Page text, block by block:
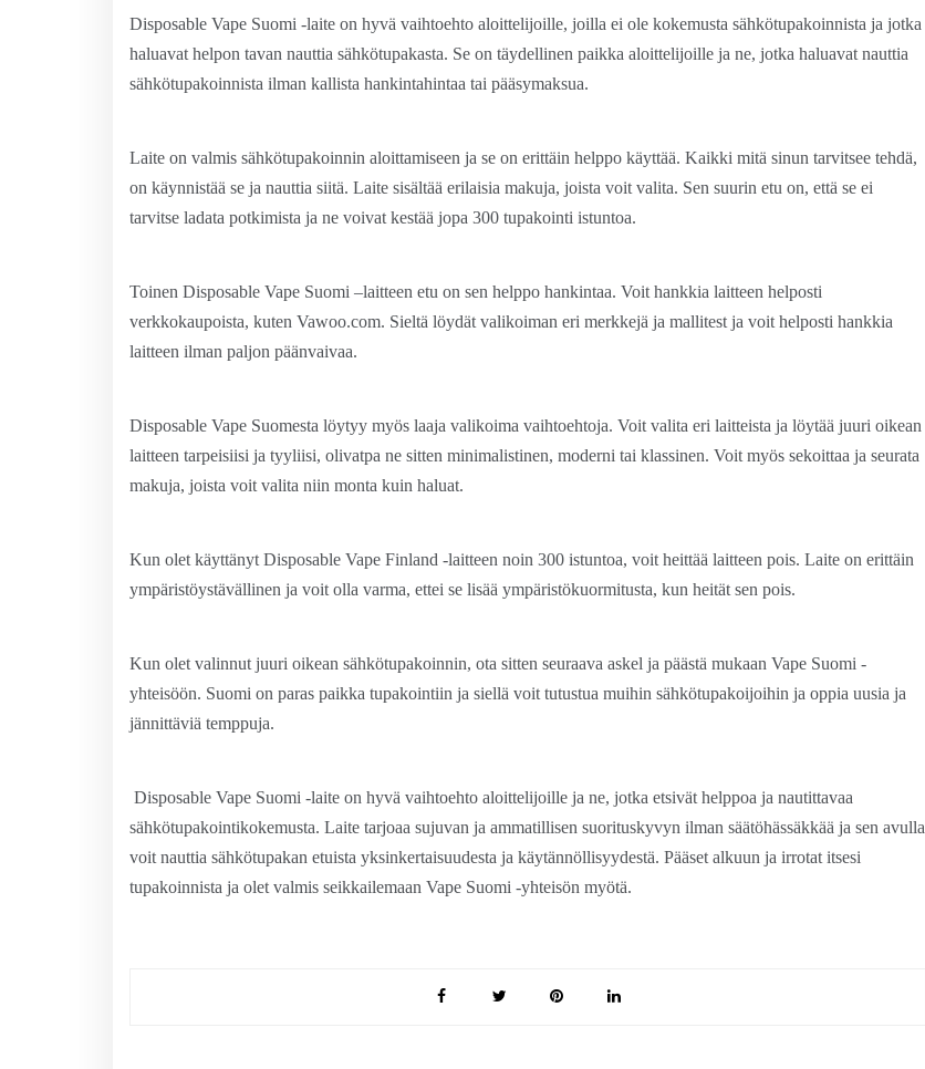
Disposable Vape Suomi -laite on hyvä vaihtoehto aloittelijoille, joilla ei ole kokemusta sähkötupakoinnista ja jotka
haluavat helpon tavan nauttia sähkötupakasta. Se on täydellinen paikka aloittelijoille ja ne, jotka haluavat nauttia
sähkötupakoinnista ilman kallista hankintahintaa tai pääsymaksua.
Laite on valmis sähkötupakoinnin aloittamiseen ja se on erittäin helppo käyttää. Kaikki mitä sinun tarvitsee tehdä,
on käynnistää se ja nauttia siitä. Laite sisältää erilaisia makuja, joista voit valita. Sen suurin etu on, että se ei
tarvitse ladata potkimista ja ne voivat kestää jopa 300 tupakointi istuntoa.
Toinen Disposable Vape Suomi –laitteen etu on sen helppo hankintaa. Voit hankkia laitteen helposti
verkkokaupoista, kuten Vawoo.com. Sieltä löydät valikoiman eri merkkejä ja mallitest ja voit helposti hankkia
laitteen ilman paljon päänvaivaa.
Disposable Vape Suomesta löytyy myös laaja valikoima vaihtoehtoja. Voit valita eri laitteista ja löytää juuri oikean
laitteen tarpeisiisi ja tyyliisi, olivatpa ne sitten minimalistinen, moderni tai klassinen. Voit myös sekoittaa ja seurata
makuja, joista voit valita niin monta kuin haluat.
Kun olet käyttänyt Disposable Vape Finland -laitteen noin 300 istuntoa, voit heittää laitteen pois. Laite on erittäin
ympäristöystävällinen ja voit olla varma, ettei se lisää ympäristökuormitusta, kun heität sen pois.
Kun olet valinnut juuri oikean sähkötupakoinnin, ota sitten seuraava askel ja päästä mukaan Vape Suomi -
yhteisöön. Suomi on paras paikka tupakointiin ja siellä voit tutustua muihin sähkötupakoijoihin ja oppia uusia ja
jännittäviä temppuja.
Disposable Vape Suomi -laite on hyvä vaihtoehto aloittelijoille ja ne, jotka etsivät helppoa ja nautittavaa
sähkötupakointikokemusta. Laite tarjoaa sujuvan ja ammatillisen suorituskyvyn ilman säätöhässäkkää ja sen avulla
voit nauttia sähkötupakan etuista yksinkertaisuudesta ja käytännöllisyydestä. Pääset alkuun ja irrotat itsesi
tupakoinnista ja olet valmis seikkailemaan Vape Suomi -yhteisön myötä.